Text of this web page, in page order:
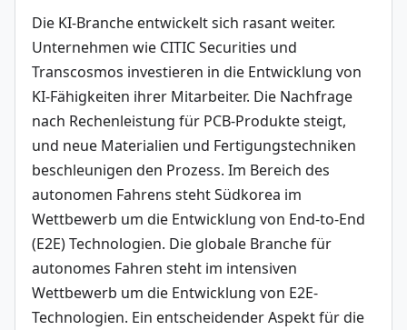
Die KI-Branche entwickelt sich rasant weiter.
Unternehmen wie CITIC Securities und
Transcosmos investieren in die Entwicklung von
KI-Fähigkeiten ihrer Mitarbeiter. Die Nachfrage
nach Rechenleistung für PCB-Produkte steigt,
und neue Materialien und Fertigungstechniken
beschleunigen den Prozess. Im Bereich des
autonomen Fahrens steht Südkorea im
Wettbewerb um die Entwicklung von End-to-End
(E2E) Technologien. Die globale Branche für
autonomes Fahren steht im intensiven
Wettbewerb um die Entwicklung von E2E-
Technologien. Ein entscheidender Aspekt für die